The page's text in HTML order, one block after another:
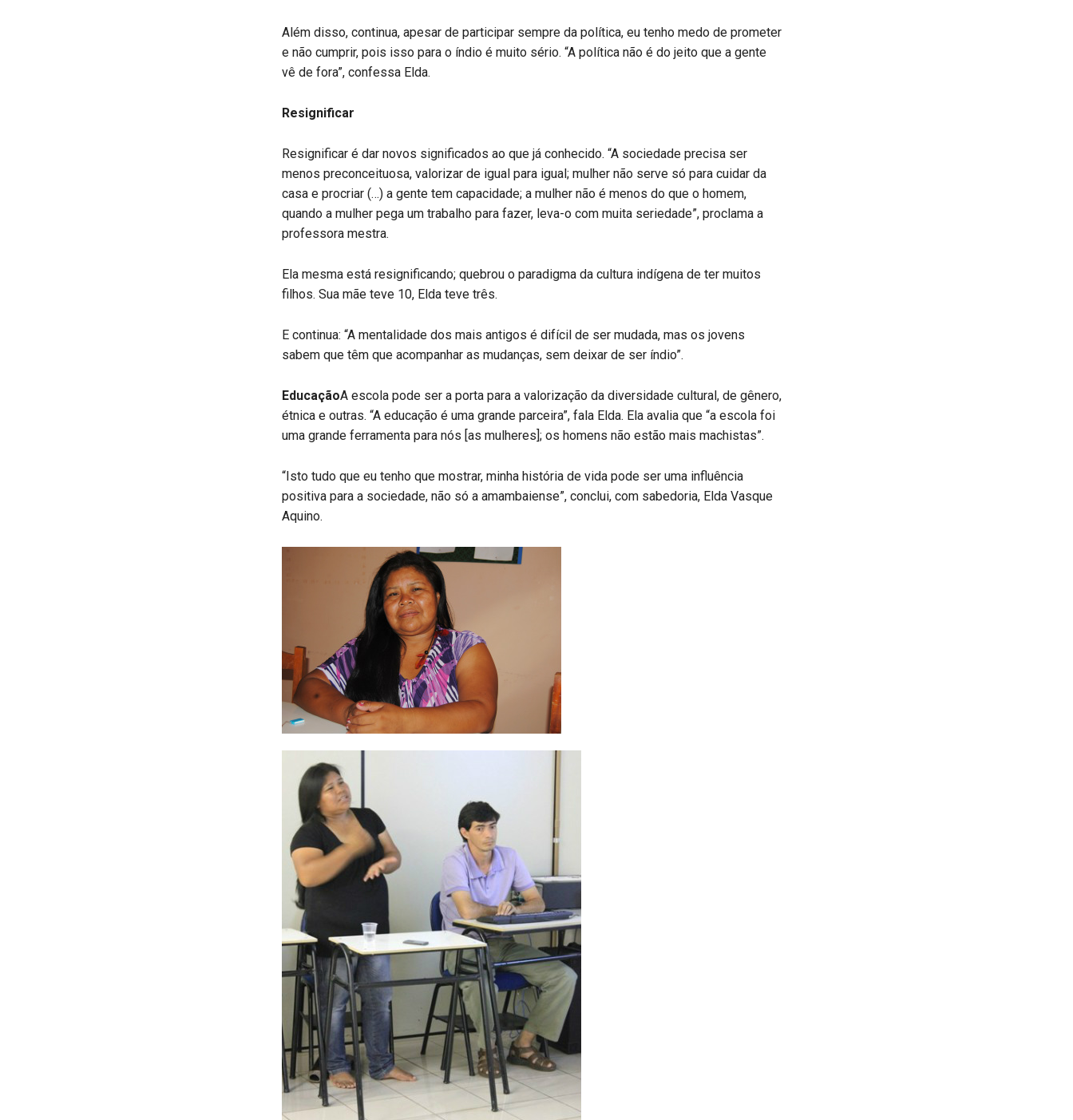
Além disso, continua, apesar de participar sempre da política, eu tenho medo de prometer
e não cumprir, pois isso para o índio é muito sério. “A política não é do jeito que a gente
vê de fora”, confessa Elda.
Resignificar
Resignificar é dar novos significados ao que já conhecido. “A sociedade precisa ser
menos preconceituosa, valorizar de igual para igual; mulher não serve só para cuidar da
casa e procriar (…) a gente tem capacidade; a mulher não é menos do que o homem,
quando a mulher pega um trabalho para fazer, leva-o com muita seriedade”, proclama a
professora mestra.
Ela mesma está resignificando; quebrou o paradigma da cultura indígena de ter muitos
filhos. Sua mãe teve 10, Elda teve três.
E continua: “A mentalidade dos mais antigos é difícil de ser mudada, mas os jovens
sabem que têm que acompanhar as mudanças, sem deixar de ser índio”.
EducaçãoA escola pode ser a porta para a valorização da diversidade cultural, de gênero,
étnica e outras. “A educação é uma grande parceira”, fala Elda. Ela avalia que “a escola foi
uma grande ferramenta para nós [as mulheres]; os homens não estão mais machistas”.
“Isto tudo que eu tenho que mostrar, minha história de vida pode ser uma influência
positiva para a sociedade, não só a amambaiense”, conclui, com sabedoria, Elda Vasque
Aquino.